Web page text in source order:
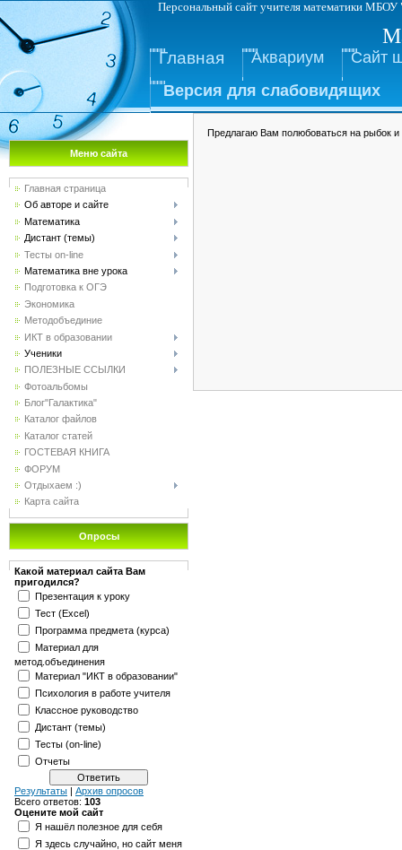
Персональный сайт учителя
Главная Аквариум
Сайт
Версия для слабовидящих
Меню сайта
Главная страница
Об авторе и сайте
Математика
Дистант (темы)
Тесты on-line
Математика вне урока
Подготовка к ОГЭ
Экономика
Методобъединие
ИКТ в образовании
Ученики
ПОЛЕЗНЫЕ ССЫЛКИ
Фотоальбомы
Блог"Галактика"
Каталог файлов
Каталог статей
ГОСТЕВАЯ КНИГА
ФОРУМ
Отдыхаем :)
Карта сайта
Опросы
Какой материал сайта Вам
пригодился?
Презентация к уроку
Тест (Excel)
Программа предмета (курса)
Материал для
метод.объединения
Материал "ИКТ в образовании"
Психология в работе учителя
Классное руководство
Дистант (темы)
Тесты (on-line)
Отчеты
Результаты | Архив опросов
Всего ответов: 103
Оцените мой сайт
Я нашёл полезное для себя
Я здесь случайно, но сайт меня
Предлагаю Вам полюбоваться на рыбок и